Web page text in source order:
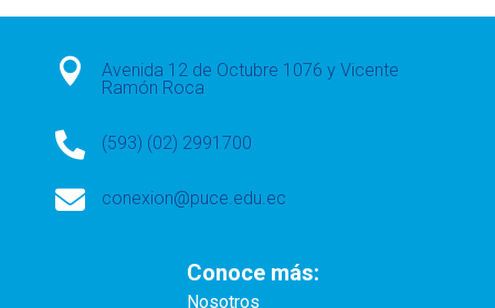

Avenida 12 de Octubre 1076 y Vicente
Ramón Roca
 (593) (02) 2991700
 conexion@puce.edu.ec
Conoce más:
Nosotros